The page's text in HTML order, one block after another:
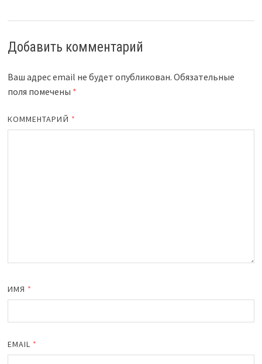
Добавить комментарий
Ваш адрес email не будет опубликован. Обязательные
поля помечены *
КОММЕНТАРИЙ *
ИМЯ *
EMAIL *